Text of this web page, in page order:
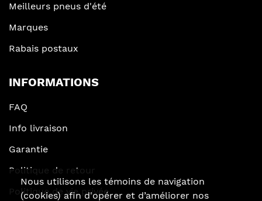
Meilleurs pneus d'été
Marques
Rabais postaux
INFORMATIONS
FAQ
Info livraison
Garantie
Politique de retour
Politique de vie privée
Nous utilisons les témoins de navigation
(cookies) afin d'opérer et d’améliorer nos